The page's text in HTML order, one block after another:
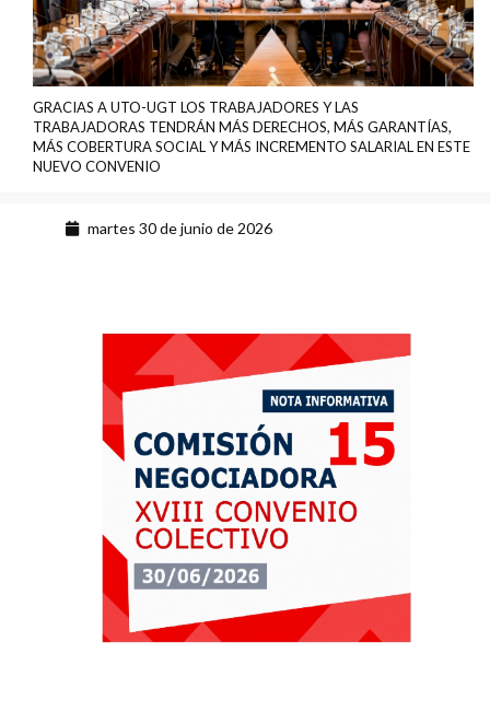
GRACIAS A UTO-UGT LOS TRABAJADORES Y LAS
TRABAJADORAS TENDRÁN MÁS DERECHOS, MÁS GARANTÍAS,
MÁS COBERTURA SOCIAL Y MÁS INCREMENTO SALARIAL EN ESTE
NUEVO CONVENIO
martes 30 de junio de 2026